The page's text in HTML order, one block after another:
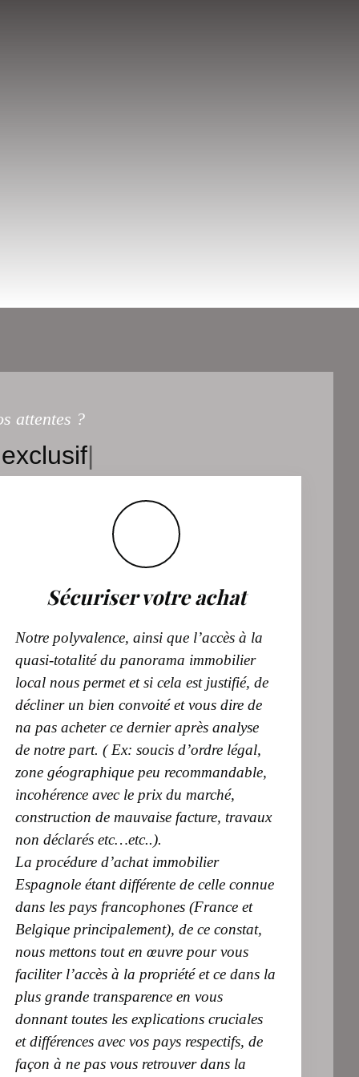
attentes ?
|
Sécuriser votre achat
Notre polyvalence, ainsi que l’accès à la
quasi-totalité du panorama immobilier
local nous permet et si cela est justifié, de
décliner un bien convoité et vous dire de
na pas acheter ce dernier après analyse
de notre part. ( Ex: soucis d’ordre légal,
zone géographique peu recommandable,
incohérence avec le prix du marché,
construction de mauvaise facture, travaux
non déclarés etc…etc..).
La procédure d’achat immobilier
Espagnole étant différente de celle connue
dans les pays francophones (France et
Belgique principalement), de ce constat,
nous mettons tout en œuvre pour vous
faciliter l’accès à la propriété et ce dans la
plus grande transparence en vous
donnant toutes les explications cruciales
et différences avec vos pays respectifs, de
façon à ne pas vous retrouver dans la